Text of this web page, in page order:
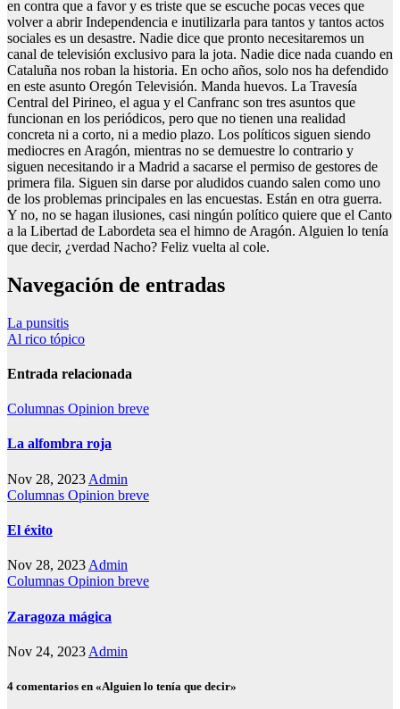
en contra que a favor y es triste que se escuche pocas veces que
volver a abrir Independencia e inutilizarla para tantos y tantos actos
sociales es un desastre. Nadie dice que pronto necesitaremos un
canal de televisión exclusivo para la jota. Nadie dice nada cuando en
Cataluña nos roban la historia. En ocho años, solo nos ha defendido
en este asunto Oregón Televisión. Manda huevos. La Travesía
Central del Pirineo, el agua y el Canfranc son tres asuntos que
funcionan en los periódicos, pero que no tienen una realidad
concreta ni a corto, ni a medio plazo. Los políticos siguen siendo
mediocres en Aragón, mientras no se demuestre lo contrario y
siguen necesitando ir a Madrid a sacarse el permiso de gestores de
primera fila. Siguen sin darse por aludidos cuando salen como uno
de los problemas principales en las encuestas. Están en otra guerra.
Y no, no se hagan ilusiones, casi ningún político quiere que el Canto
a la Libertad de Labordeta sea el himno de Aragón. Alguien lo tenía
que decir, ¿verdad Nacho? Feliz vuelta al cole.
Navegación de entradas
La punsitis
Al rico tópico
Entrada relacionada
Columnas Opinion breve
La alfombra roja
Nov 28, 2023 Admin
Columnas Opinion breve
El éxito
Nov 28, 2023 Admin
Columnas Opinion breve
Zaragoza mágica
Nov 24, 2023 Admin
4 comentarios en «Alguien lo tenía que decir»